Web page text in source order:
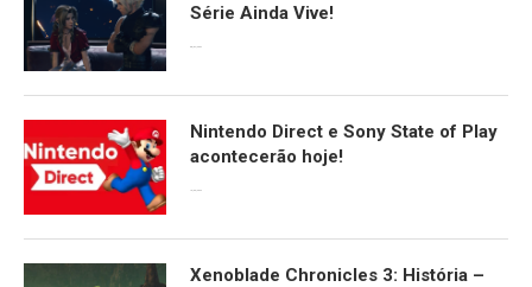
Série Ainda Vive!
Nintendo Direct e Sony State of Play
acontecerão hoje!
Xenoblade Chronicles 3: História –